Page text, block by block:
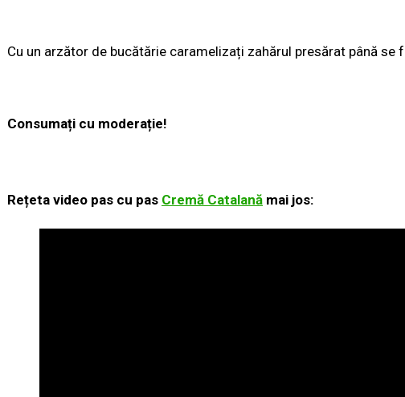
Cu un arzător de bucătărie caramelizați zahărul presărat până
Consumați cu moderație!
Rețeta video pas cu pas Cremă Catalană mai jos: